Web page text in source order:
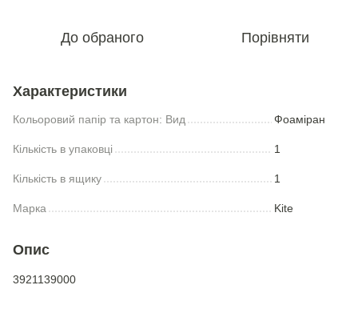
До обраного Порівняти
Характеристики
Кольоровий папір та картон: Вид Фоаміран
Кількість в упаковці 1
Кількість в ящику 1
Марка Kite
Опис
3921139000